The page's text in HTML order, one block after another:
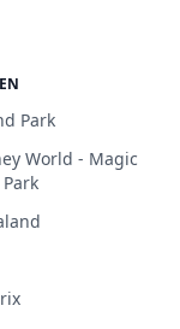
Park
World - Magic